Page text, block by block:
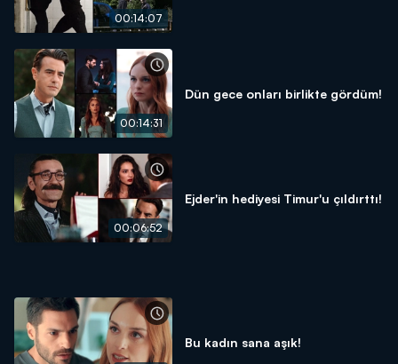
00:14:07
00:14:31
Dün gece onları birlikte gördüm!
00:06:52
Ejder'in hediyesi Timur'u çıldırttı!
Bu kadın sana aşık!